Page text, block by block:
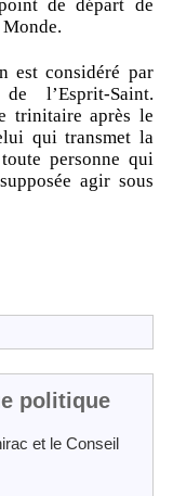
de départ de
est considéré par
l’Esprit-Saint.
trinitaire après le
qui transmet la
personne qui
agir sous
politique
et le Conseil